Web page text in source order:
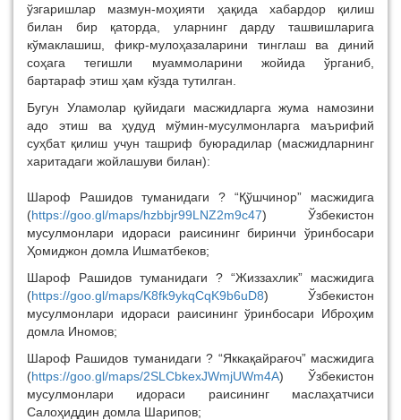
ўзгаришлар мазмун-моҳияти ҳақида хабардор қилиш
билан бир қаторда, уларнинг дарду ташвишларига
кўмаклашиш, фикр-мулоҳазаларини тинглаш ва диний
соҳага тегишли муаммоларини жойида ўрганиб,
бартараф этиш ҳам кўзда тутилган.
Бугун Уламолар қуйидаги масжидларга жума намозини
адо этиш ва ҳудуд мўмин-мусулмонларга маърифий
суҳбат қилиш учун ташриф буюрадилар (масжидларнинг
харитадаги жойлашуви билан):
Шароф Рашидов туманидаги ? “Қўшчинор” масжидига
(https://goo.gl/maps/hzbbjr99LNZ2m9c47) Ўзбекистон
мусулмонлари идораси раисининг биринчи ўринбосари
Ҳомиджон домла Ишматбеков;
Шароф Рашидов туманидаги ? “Жиззахлик” масжидига
(https://goo.gl/maps/K8fk9ykqCqK9b6uD8) Ўзбекистон
мусулмонлари идораси раисининг ўринбосари Иброҳим
домла Иномов;
Шароф Рашидов туманидаги ? “Яккақайрағоч” масжидига
(https://goo.gl/maps/2SLCbkexJWmjUWm4A) Ўзбекистон
мусулмонлари идораси раисининг маслаҳатчиси
Салоҳиддин домла Шарипов;